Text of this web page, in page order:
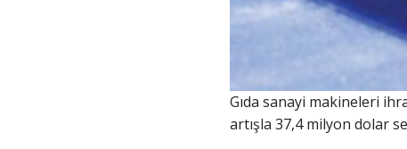
Gıda sanayi makineleri
artışla 37,4 milyon dolar